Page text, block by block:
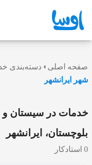
صفحه اصلی دسته‌بندی
شهر ایرانشهر
خدمات در سیستان و
بلوچستان، ایرانشهر
0 استادکار